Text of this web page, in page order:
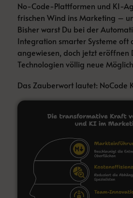
No-Code-Plattformen und KI-
frischen Wind ins Marketing –
Bisher warst Du bei der
Integration smarter Systeme oft
angewiesen, doch jetzt eröffnen
Technologien völlig neue
Das Zauberwort lautet: NoCode